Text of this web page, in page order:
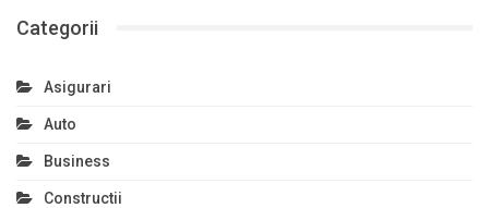
Categorii
Asigurari
Auto
Business
Constructii